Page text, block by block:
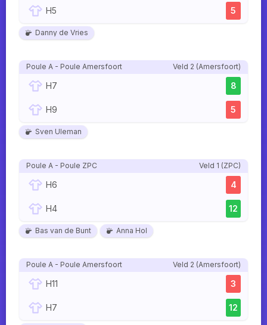
H5 5
Danny de Vries
Poule A - Poule Amersfoort Veld 2 (Amersfoort)
H7 8
H9 5
Sven Uleman
Poule A - Poule ZPC Veld 1 (ZPC)
H6 4
H4 12
Bas van de Bunt Anna Hol
Poule A - Poule Amersfoort Veld 2 (Amersfoort)
H11 3
H7 12